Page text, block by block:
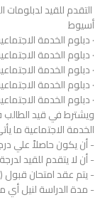
التقدم للقيد لدبلومات
أسيوط
· دبلوم الخدمة
· دبلوم الخدمة
· دبلوم الخدمة
· دبلوم الخدمة
· دبلوم الخدمة
ويشترط في قيد الطالب
الخدمة الاجتماعية ما
- أن يكون حاصلاً علي
- أن لا يتقدم للقيد
- يتم عقد امتحان
- مدة الدراسة لنيل أي